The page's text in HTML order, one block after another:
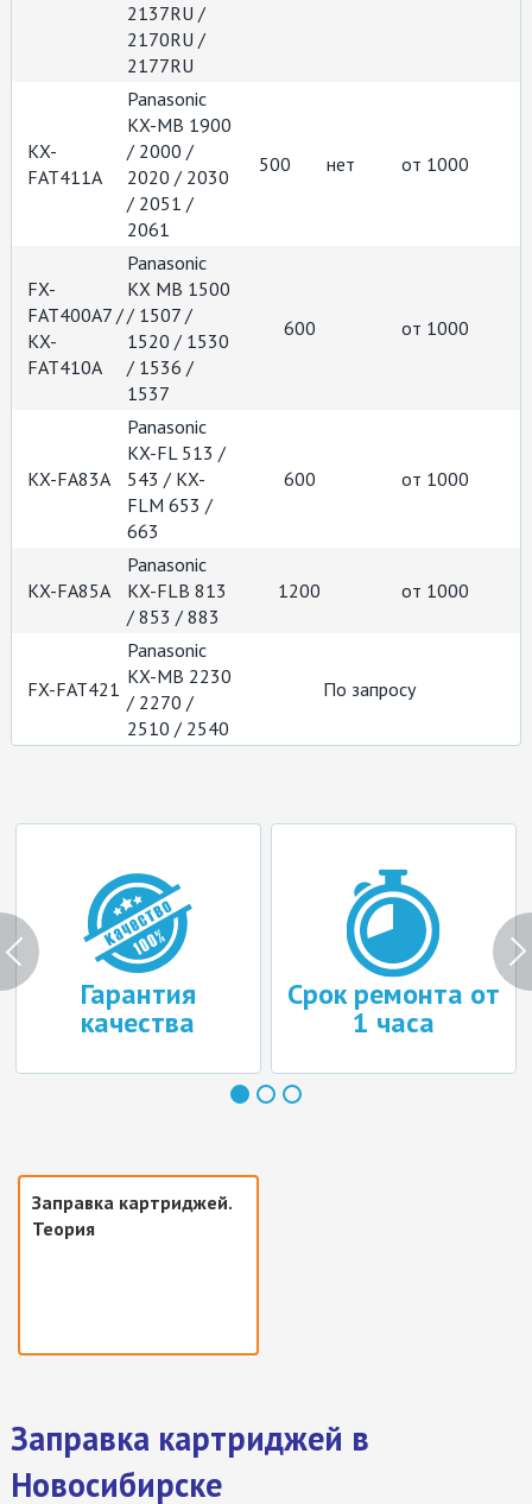
2137RU /
2170RU /
2177RU
KX-
FAT411A
Panasonic
KX-MB 1900
/ 2000 /
2020 / 2030
/ 2051 /
2061
500 нет от 1000
FX-
FAT400A7 /
KX-
FAT410А
Panasonic
KX MB 1500
/ 1507 /
1520 / 1530
/ 1536 /
1537
600 от 1000
KX-FA83A
Panasonic
KX-FL 513 /
543 / KX-
FLM 653 /
663
600 от 1000
KX-FA85A
Panasonic
KX-FLB 813
/ 853 / 883
1200 от 1000
FX-FAT421
Panasonic
KX-MB 2230
/ 2270 /
2510 / 2540
По запросу
Гарантия
качества
Срок ремонта от
1 часа
Заправка картриджей.
Теория
Заправка картриджей в
Новосибирске